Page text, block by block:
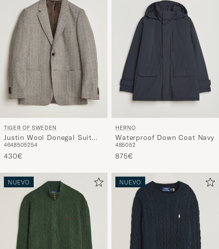
TIGER OF SWEDEN
Justin Wool Donegal Suit
Blazer Dark Stone
4648505254
430€
HERNO
Waterproof Down Coat Navy
485052
875€
NUEVO NUEVO